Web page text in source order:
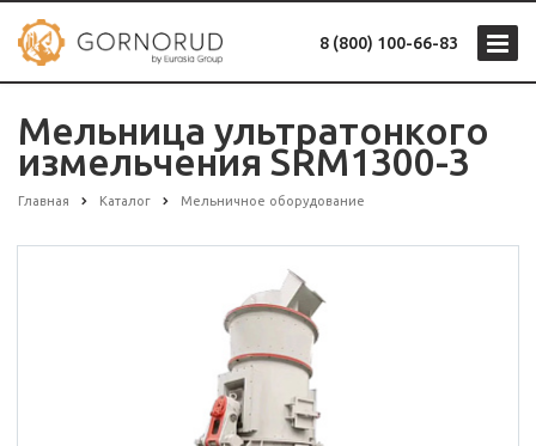
8 (800) 100-66-83
Мельница ультратонкого
измельчения SRM1300-3
Главная Каталог Мельничное оборудование